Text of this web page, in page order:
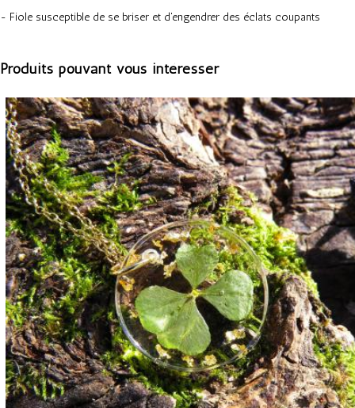
- Fiole susceptible de se briser et d'engendrer des éclats coupants
Produits pouvant vous intéresser